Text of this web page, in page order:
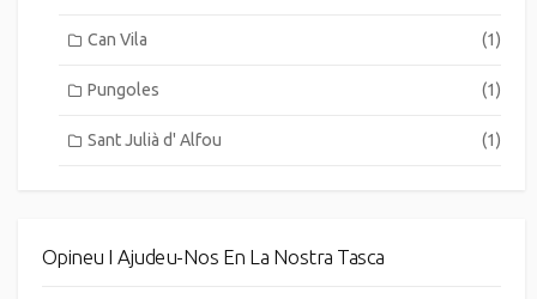
Can Vila (1)
Pungoles (1)
Sant Julià d' Alfou (1)
Opineu I Ajudeu-Nos En La Nostra Tasca